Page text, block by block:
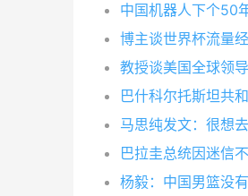
中国机器人下个50
博主谈世界杯流量
教授谈美国全球领
巴什科尔托斯坦共
马思纯发文：很想
巴拉圭总统因迷信
杨毅：中国男篮没